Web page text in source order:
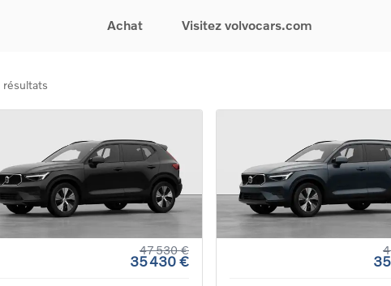
Achat
EX40
EC40
EX90
ES90
XC40
Voitures hybrides
rechargeables
Voitures micro-hybrides
SUV
Break
Visitez volvocars.com
Offres du moment
Voitures d'occasion
de société &
Assurances
Entretien &
Reprise de votre
Volvo Support
Garantie
Service de
Trouver un
47 530 €
35 430 €